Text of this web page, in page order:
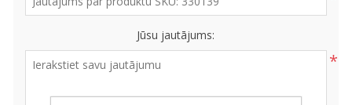
Jūsu jautājums:
*